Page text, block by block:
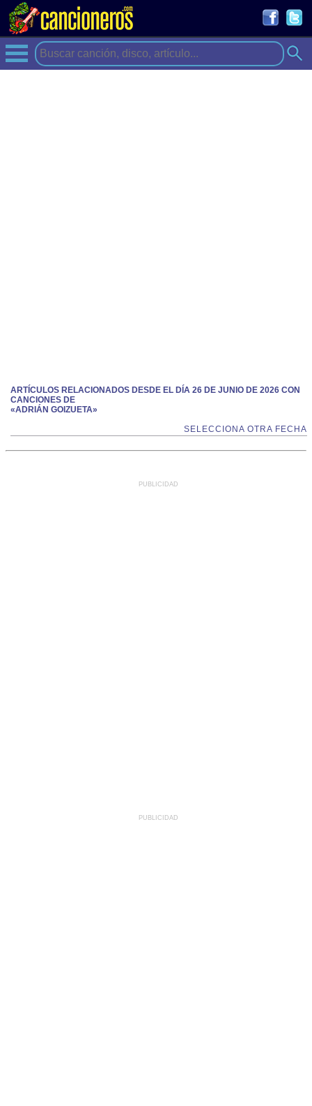
ARTÍCULOS RELACIONADOS DESDE EL DÍA 26 DE JUNIO DE 2026 CON
CANCIONES DE
«ADRIÁN GOIZUETA»
SELECCIONA OTRA FECHA
PUBLICIDAD
PUBLICIDAD